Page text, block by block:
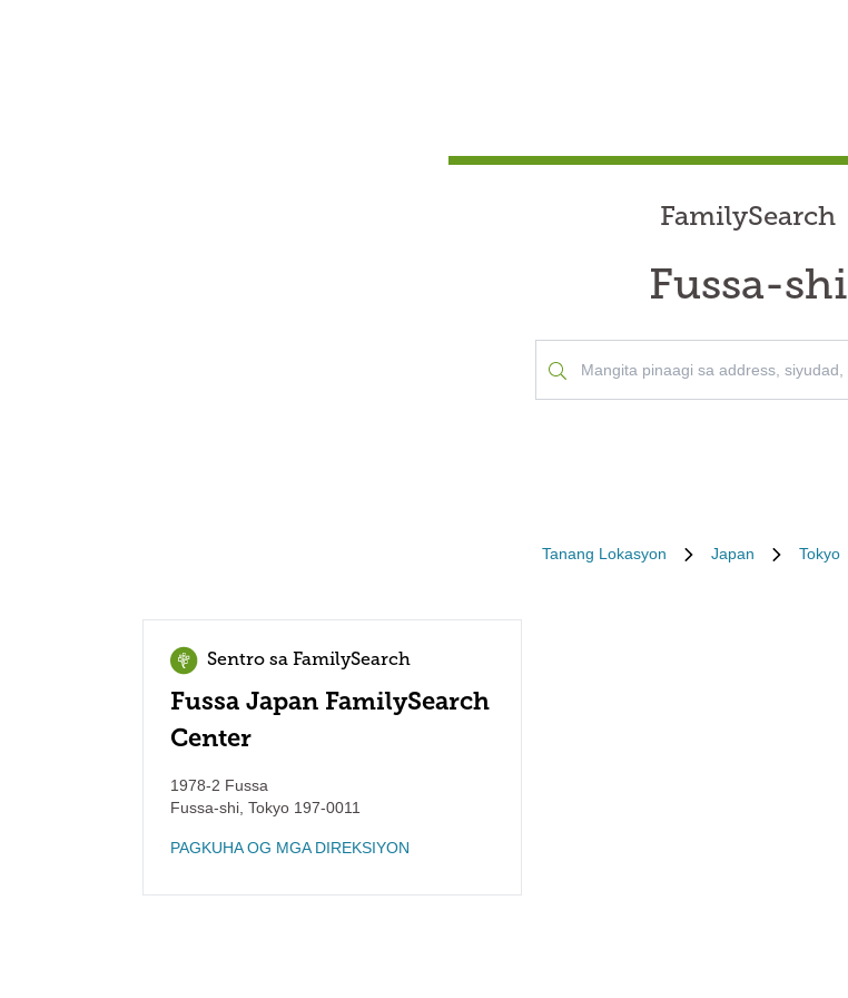
FamilySearch
Fussa-shi
Tanang Lokasyon Japan Tokyo
Sentro sa FamilySearch
Fussa Japan FamilySearch
Center
1978-2 Fussa
Fussa-shi Tokyo 197-0011
PAGKUHA OG MGA DIREKSIYON